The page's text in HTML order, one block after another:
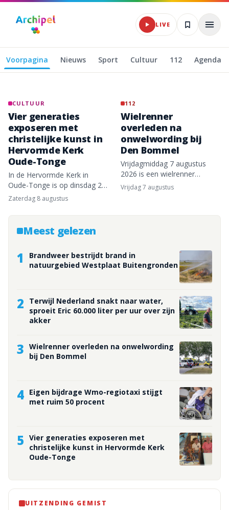
Naar hoofdinhoud
LIVE
Voorpagina Nieuws Sport Cultuur 112 Agenda
Brandweer bestrijdt
brand in natuurgebied
Westplaat
Buitengronden
VIDEO
CULTUUR
Vier generaties
exposeren met
christelijke kunst in
Hervormde Kerk
Oude-Tonge
In de Hervormde Kerk in
Oude-Tonge is op dinsdag 21
juli 2026 een christelijke
kunstexpositie geopend met
werk van verschillende leden
van de familie Knöps. De
tentoonstelling bestaat uit
zaterdag 8 augustus
112
Wielrenner
overleden na
onwelwording bij
Den Bommel
Vrijdagmiddag 7 augustus
2026 is een wielrenner
overleden op de Molendijk bij
Den Bommel. Dit laat de
werden rond 14:50 uur
vrijdag 7 augustus
Meest gelezen
1
Brandweer bestrijdt brand in
natuurgebied Westplaat Buitengronden
2
Terwijl Nederland snakt naar water,
sproeit Eric 60.000 liter per uur over zijn
akker
3 Wielrenner overleden na onwelwording
bij Den Bommel
4 Eigen bijdrage Wmo-regiotaxi stijgt
met ruim 50 procent
5 Vier generaties exposeren met
christelijke kunst in Hervormde Kerk
Oude-Tonge
UITZENDING GEMIST